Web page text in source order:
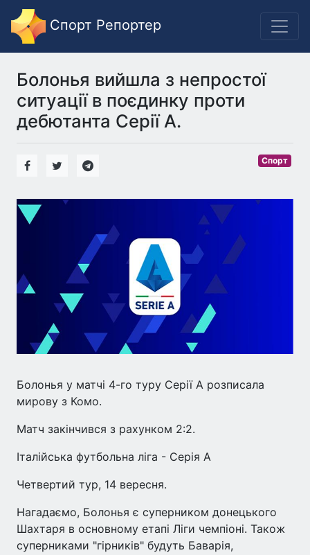
Спорт Репортер
Болонья вийшла з непростої
ситуації в поєдинку проти
дебютанта Серії А.
Спорт
Болонья у матчі 4-го туру Серії А розписала
мирову з Комо.
Матч закінчився з рахунком 2:2.
Італійська футбольна ліга - Серія А
Четвертий тур, 14 вересня.
Нагадаємо, Болонья є суперником донецького
Шахтаря в основному етапі Ліги чемпіоні. Також
суперниками "гірників" будуть Баварія,